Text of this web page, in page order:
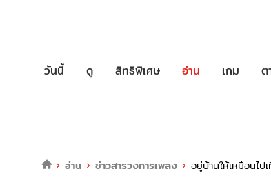
วันนี้ ดู สิทธิพิเศษ อ่าน เกม ต
อ่าน ข่าวสารวงการเพลง อยู่บ้านให้เหมือนไ